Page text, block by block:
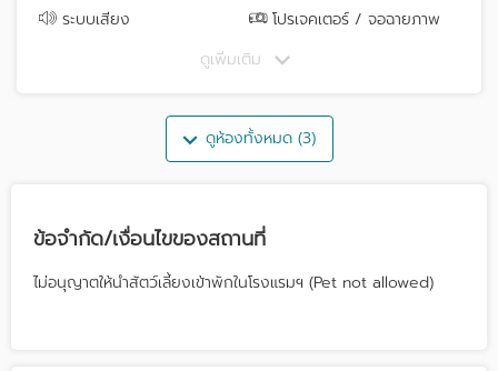
ระบบเสียง
โปรเจคเตอร์ / จอฉายภาพ
ดูเพิ่มเติม
ดูห้องทั้งหมด (3)
ข้อจำกัด/เงื่อนไขของสถานที่
ไม่อนุญาตให้นำสัตว์เลี้ยงเข้าพักในโรงแรมฯ (Pet not allowed)